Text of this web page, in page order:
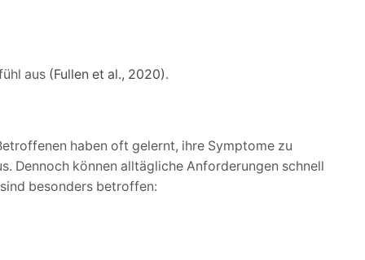
aus (Fullen et al., 2020).
haben oft gelernt, ihre Symptome zu
Dennoch können alltägliche Anforderungen schnell
besonders betroffen: